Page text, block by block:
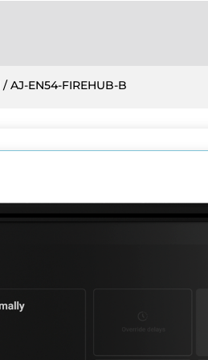
/ AJ-EN54-FIREHUB-B